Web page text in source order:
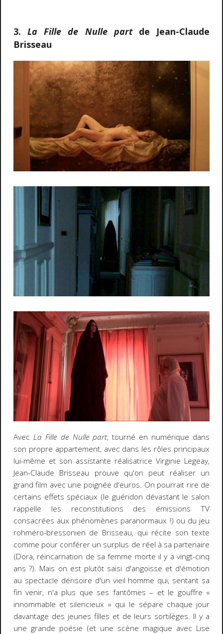
3.La Fille de Nulle partde Jean-Claude
Brisseau
Avec La Fille de Nulle part, tourné en numérique dans
son propre appartement, avec dans les rôles principaux
lui-même et son assistante réalisatrice Virginie Legeay,
Jean-Claude Brisseau prouve qu'on peut réaliser un
grand film avec une poignée d'euros. On pourrait rire de
certains effets spéciaux (le guéridon dévastant le salon
rappelle les reconstitutions des émissions TV
consacrées aux phénomènes paranormaux !) ou du jeu
rohméro-bressonien de Brisseau, qui récite son texte
comme pour conférer un surplus de réel à sa partenaire
(Dora, réincarnation de sa femme morte il y a vingt-cinq
ans ?). Mais on est plutôt saisi d'angoisse et d'émotion
au spectacle dérisoire d'un vieil homme qui, sentant sa
fin venir, n'a plus que ses fantômes – et le gouffre «
innommable et silencieux » qui le sépare chaque jour
davantage des jeunes filles et de leurs sortilèges. Il y a
une grande poésie (et une scène magique avec Lise